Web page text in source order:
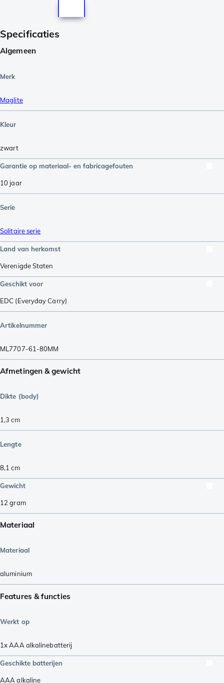
Specificaties
Algemeen
Merk
Maglite
Kleur
zwart
Garantie op materiaal- en fabricagefouten
10 jaar
Serie
Solitaire serie
Land van herkomst
Verenigde Staten
Geschikt voor
EDC (Everyday Carry)
Artikelnummer
ML7707-61-80MM
Afmetingen & gewicht
Dikte (body)
1,3 cm
Lengte
8,1 cm
Gewicht
12 gram
Materiaal
Materiaal
aluminium
Features & functies
Werkt op
1x AAA alkalinebatterij
Geschikte batterijen
AAA alkaline